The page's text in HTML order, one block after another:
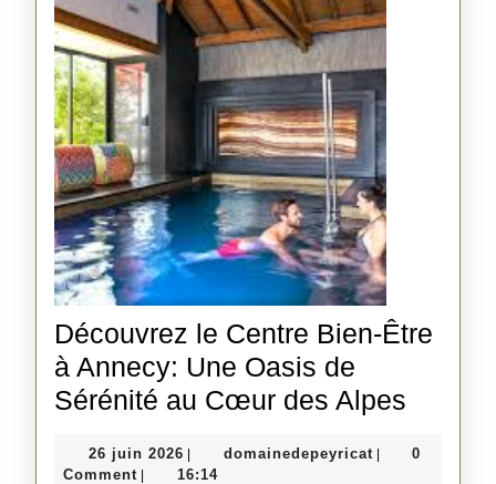
Découvrez le Centre Bien-Être
à Annecy: Une Oasis de
Sérénité au Cœur des Alpes
Centre
26 juin 2026 26
juin
| domainedepeyricat |
0
Comment | 16:14